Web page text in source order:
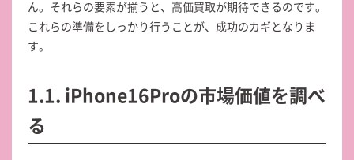
ん。それらの要素が揃うと、高価買取が期待できるのです。
これらの準備をしっかり行うことが、成功のカギとなりま
す。
1.1. iPhone16Proの市場価値を調べ
る